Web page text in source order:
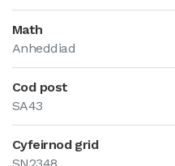
Math
Anheddiad
Cod post
SA43
Cyfeirnod grid